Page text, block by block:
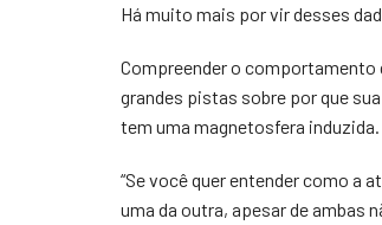
Há muito mais por vir desses
Compreender o comportamento
grandes pistas sobre por que
tem uma magnetosfera induzida.
“Se você quer entender como a
uma da outra, apesar de ambas